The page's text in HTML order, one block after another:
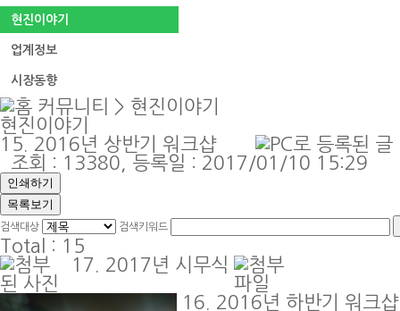
현진이야기
업계정보
시장동향
커뮤니티 > 현진이야기
현진이야기
15. 2016년 상반기 워크샵
조회 : 13380, 등록일 : 2017/01/10 15:29
인쇄하기
목록보기
검색대상 검색키워드
Total : 15
17. 2017년 시무식
16. 2016년 하반기 워크